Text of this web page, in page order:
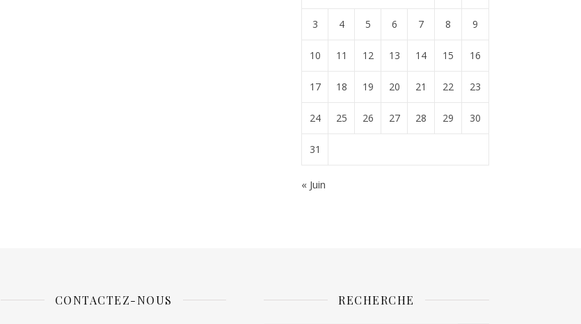
3 4 5 6 7 8 9
10 11 12 13 14 15 16
17 18 19 20 21 22 23
24 25 26 27 28 29 30
31
« Juin
CONTACTEZ-NOUS RECHERCHE